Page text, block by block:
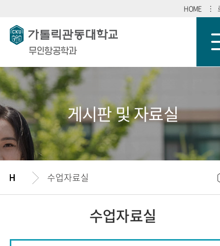
HOME
무인항공학과
게시판 및 자료실
수업자료실
수업자료실